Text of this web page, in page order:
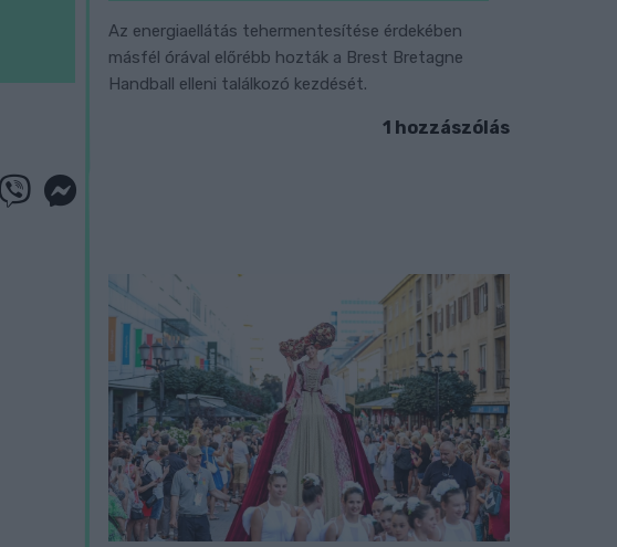
Az energiaellátás tehermentesítése érdekében
másfél órával előrébb hozták a Brest Bretagne
Handball elleni találkozó kezdését.
1 hozzászólás